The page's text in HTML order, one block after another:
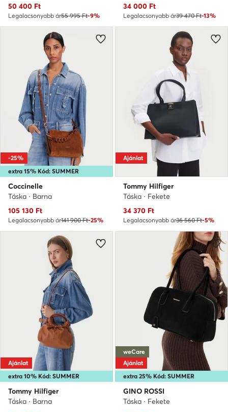
Aktuális ár
50 400 Ft
Legalacsonyabb ár55 995 Ft-9%
Aktuális ár
34 000 Ft
Legalacsonyabb ár39 470 Ft-13%
extra 15% Kód: SUMMER
-25%
Coccinelle
Táska · Barna
Aktuális ár
105 130 Ft
Legalacsonyabb ár141 900 Ft-25%
Ajánlat
Tommy Hilfiger
Táska · Fekete
Aktuális ár
34 370 Ft
Legalacsonyabb ár36 560 Ft-5%
extra 10% Kód: SUMMER
Ajánlat
Tommy Hilfiger
Táska · Barna
extra 25% Kód: SUMMER
weCare
Ajánlat
GINO ROSSI
Táska · Fekete